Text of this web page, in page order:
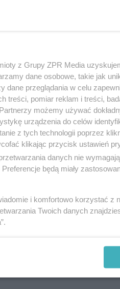
zakażenia
z Grupy ZPR Media
dane osobowe, takie jak
dane przeglądania w celu
treści, pomiar reklam i treści,
możemy używać
urządzenia do celów
z tych technologii poprzez
klikając przycisk ustawień
danych nie
będą miały
i komfortowo korzystać z
Twoich danych